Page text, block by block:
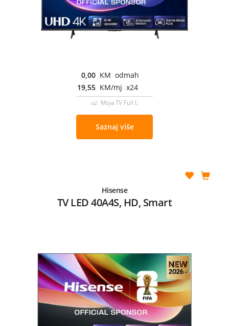
0,00 KM odmah
19,55 KM/mj x24
uz Moja TV Full L
Saznaj više
Hisense
TV LED 40A4S, HD, Smart